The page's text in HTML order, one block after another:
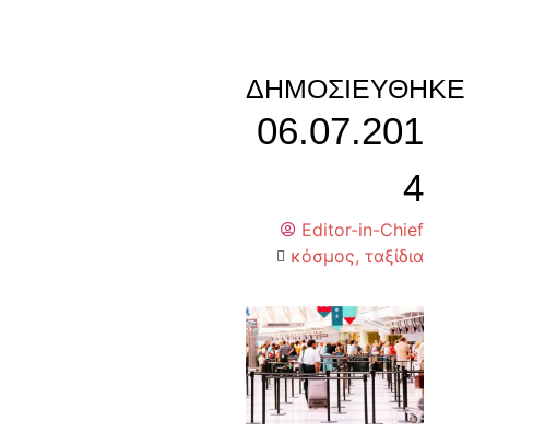
ΔΗΜΟΣΙΕΎΘΗΚΕ
06.07.201
4
Editor-in-Chief
κόσμος, ταξίδια